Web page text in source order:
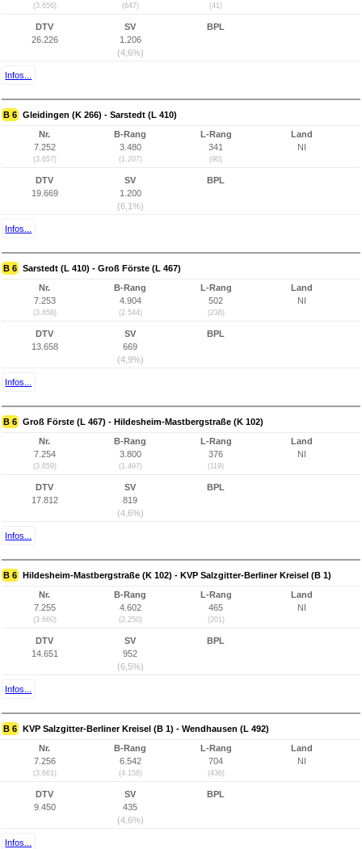
(3.656) (647) (41)
DTV
26.226
SV
1.206
(4,6%)
BPL
Infos...
B 6 Gleidingen (K 266) - Sarstedt (L 410)
Nr.
7.252
(3.657)
B-Rang
3.480
(1.207)
L-Rang
341
(90)
Land
NI
DTV
19.669
SV
1.200
(6,1%)
BPL
Infos...
B 6 Sarstedt (L 410) - Groß Förste (L 467)
Nr.
7.253
(3.658)
B-Rang
4.904
(2.544)
L-Rang
502
(236)
Land
NI
DTV
13.658
SV
669
(4,9%)
BPL
Infos...
B 6 Groß Förste (L 467) - Hildesheim-Mastbergstraße (K 102)
Nr.
7.254
(3.659)
B-Rang
3.800
(1.497)
L-Rang
376
(119)
Land
NI
DTV
17.812
SV
819
(4,6%)
BPL
Infos...
B 6 Hildesheim-Mastbergstraße (K 102) - KVP Salzgitter-Berliner Kreisel (B 1)
Nr.
7.255
(3.660)
B-Rang
4.602
(2.250)
L-Rang
465
(201)
Land
NI
DTV
14.651
SV
952
(6,5%)
BPL
Infos...
B 6 KVP Salzgitter-Berliner Kreisel (B 1) - Wendhausen (L 492)
Nr.
7.256
(3.661)
B-Rang
6.542
(4.158)
L-Rang
704
(436)
Land
NI
DTV
9.450
SV
435
(4,6%)
BPL
Infos...